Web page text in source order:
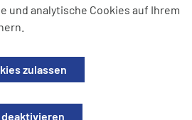
und analytische Cookies auf Ihrem
zulassen